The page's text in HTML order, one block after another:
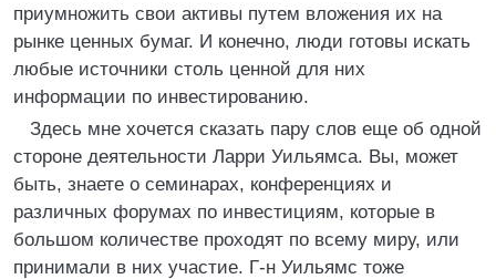
приумножить свои активы путем вложения их на
рынке ценных бумаг. И конечно, люди готовы искать
любые источники столь ценной для них
информации по инвестированию.
Здесь мне хочется сказать пару слов еще об одной
стороне деятельности Ларри Уильямса. Вы, может
быть, знаете о семинарах, конференциях и
различных форумах по инвестициям, которые в
большом количестве проходят по всему миру, или
принимали в них участие. Г-н Уильямс тоже